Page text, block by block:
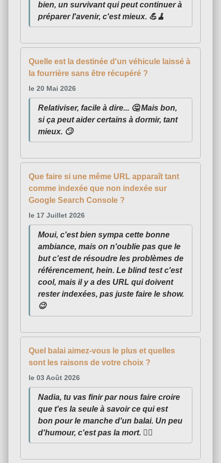
bien, un survivant qui peut continuer à
préparer l'avenir, c'est mieux. 💪🧹
Quelle est la destinée d'un véhicule laissé à
la fourrière sans être récupéré ?
le 20 Mai 2026
Relativiser, facile à dire... 🤔 Mais bon,
si ça peut aider certains à dormir, tant
mieux. 🙄
Que faire si une même URL apparaît tant
comme indexée que non indexée sur
Google Search Console ?
le 17 Juillet 2026
Moui, c'est bien sympa cette bonne
ambiance, mais on n'oublie pas que le
but c'est de résoudre les problèmes de
référencement, hein. Le blind test c'est
cool, mais il y a des URL qui doivent
rester indexées, pas juste faire le show.
😉
Quel balai aimez-vous le plus et quelles
sont les raisons de votre choix ?
le 03 Août 2026
Nadia, tu vas finir par nous faire croire
que t'es la seule à savoir ce qui est
bon pour le manche d'un balai. Un peu
d'humour, c'est pas la mort. 🤷‍♀️